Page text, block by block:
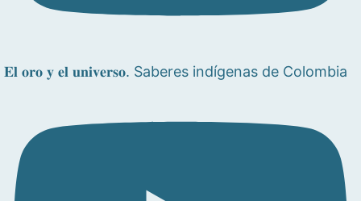
𝐄𝐥 𝐨𝐫𝐨 𝐲 𝐞𝐥 𝐮𝐧𝐢𝐯𝐞𝐫𝐬𝐨. Saberes indígenas de Colombia